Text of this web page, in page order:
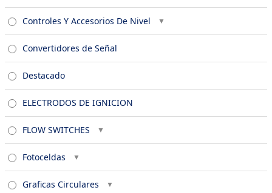
Controles Y Accesorios De Nivel
Convertidores de Señal
Destacado
ELECTRODOS DE IGNICION
FLOW SWITCHES
Fotoceldas
Graficas Circulares